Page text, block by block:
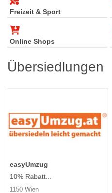
Freizeit & Sport
Online Shops
Übersiedlungen
easyUmzug
10% Rabatt...
1150 Wien